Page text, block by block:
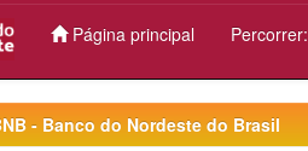
Página principal Percorrer:
- Banco do Nordeste do Brasil